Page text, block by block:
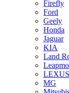
Firefly
Ford
Geely
Honda
Jaguar
KIA
Land
LEXUS
MG